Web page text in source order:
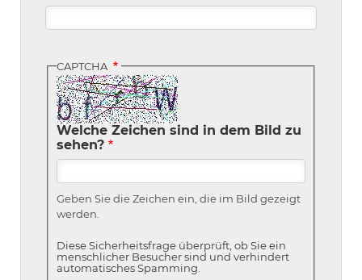
CAPTCHA
Welche Zeichen sind in dem Bild zu
sehen?
Geben Sie die Zeichen ein, die im Bild gezeigt
werden.
Diese Sicherheitsfrage überprüft, ob Sie ein
menschlicher Besucher sind und verhindert
automatisches Spamming.